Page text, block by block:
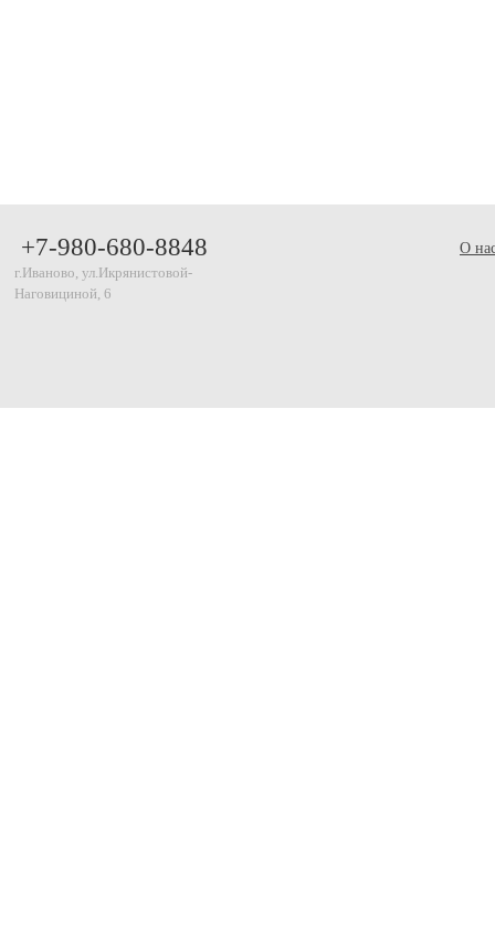
+7-980-680-8848
г.Иваново, ул.Икрянистовой-
Наговициной, 6
О